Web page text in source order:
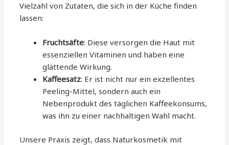
Vielzahl von Zutaten, die sich in der Küche finden
lassen:
Fruchtsäfte: Diese versorgen die Haut mit
essenziellen Vitaminen und haben eine
glättende Wirkung.
Kaffeesatz: Er ist nicht nur ein exzellentes
Peeling-Mittel, sondern auch ein
Nebenprodukt des täglichen Kaffeekonsums,
was ihn zu einer nachhaltigen Wahl macht.
Unsere Praxis zeigt, dass Naturkosmetik mit